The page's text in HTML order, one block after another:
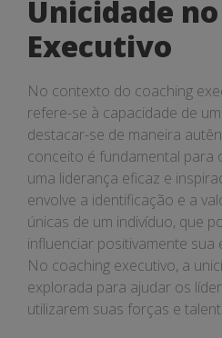
Unicidade
Executivo
No contexto do coaching
refere-se à capacidade de
destacar-se de maneira
conceito é fundamental para
uma liderança eficaz e
envolve a identificação e a
únicas de um indivíduo, que
influenciar positivamente sua
No coaching executivo, a
explorada para ajudar os
utilizarem suas forças e